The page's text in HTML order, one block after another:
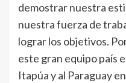
demostrar nuestra
nuestra fuerza de
lograr los objetivos.
este gran equipo país
Itapúa y al Paraguay